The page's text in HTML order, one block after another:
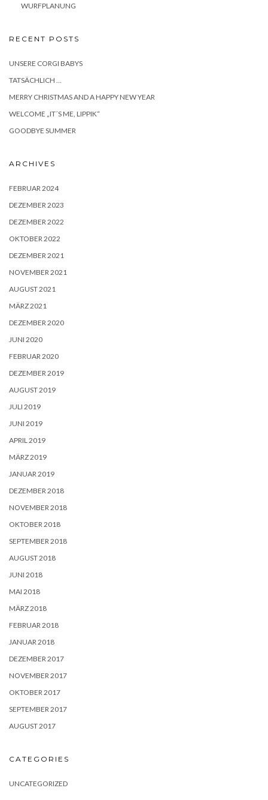
WURFPLANUNG
RECENT POSTS
UNSERE CORGI BABYS
TATSÄCHLICH …
MERRY CHRISTMAS AND A HAPPY NEW YEAR
WELCOME „IT´S ME, LIPPIK“
GOODBYE SUMMER
ARCHIVES
FEBRUAR 2024
DEZEMBER 2023
DEZEMBER 2022
OKTOBER 2022
DEZEMBER 2021
NOVEMBER 2021
AUGUST 2021
MÄRZ 2021
DEZEMBER 2020
JUNI 2020
FEBRUAR 2020
DEZEMBER 2019
AUGUST 2019
JULI 2019
JUNI 2019
APRIL 2019
MÄRZ 2019
JANUAR 2019
DEZEMBER 2018
NOVEMBER 2018
OKTOBER 2018
SEPTEMBER 2018
AUGUST 2018
JUNI 2018
MAI 2018
MÄRZ 2018
FEBRUAR 2018
JANUAR 2018
DEZEMBER 2017
NOVEMBER 2017
OKTOBER 2017
SEPTEMBER 2017
AUGUST 2017
CATEGORIES
UNCATEGORIZED